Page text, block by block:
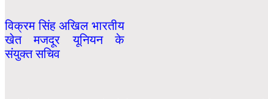
विक्रम सिंह अखिल भारतीय
खेत मजदूर यूनियन के
संयुक्त सचिव